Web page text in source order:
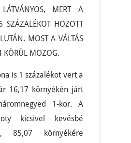
MERT A
SZÁZALÉKOT HOZOTT
MOST A VÁLTÁS
MOZOG.
is 1 százalékot vert a
16,17 környékén járt
1-kor. A
kicsivel kevésbé
85,07 környékére